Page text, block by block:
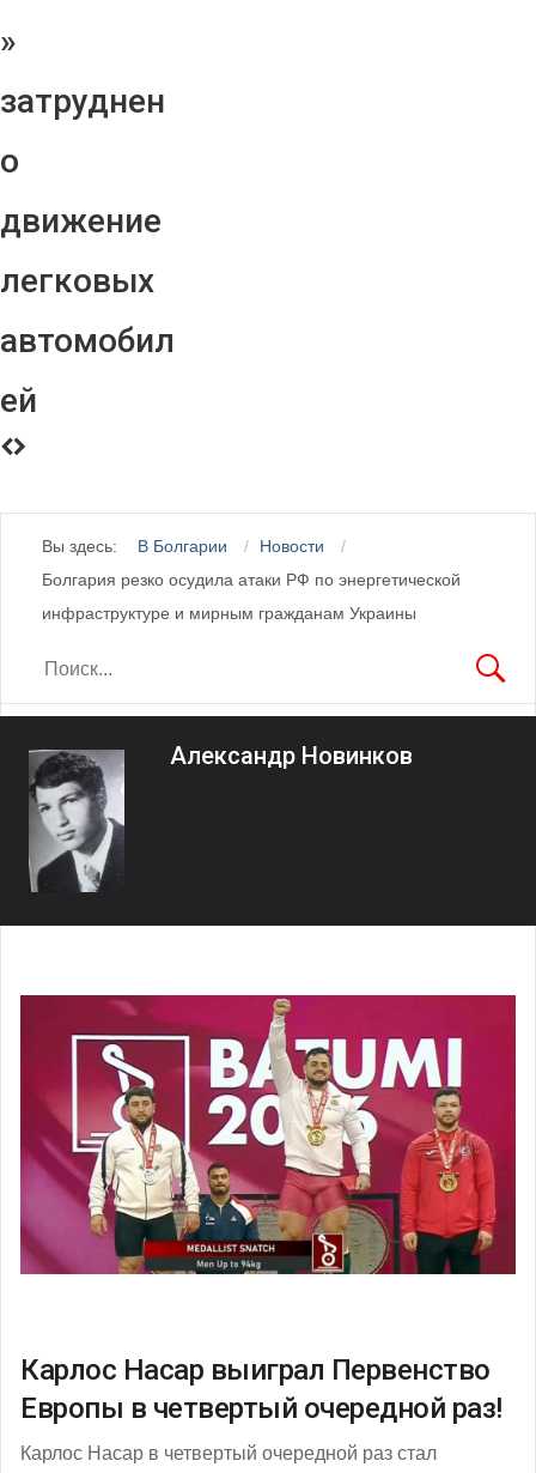
»
затруднен
о
движение
легковых
автомобил
ей
Вы здесь: В Болгарии
Новости
Болгария резко осудила атаки РФ по энергетической
инфраструктуре и мирным гражданам Украины
Александр Новинков
Карлос Насар выиграл Первенство
Европы в четвертый очередной раз!
Карлос Насар в четвертый очередной раз стал